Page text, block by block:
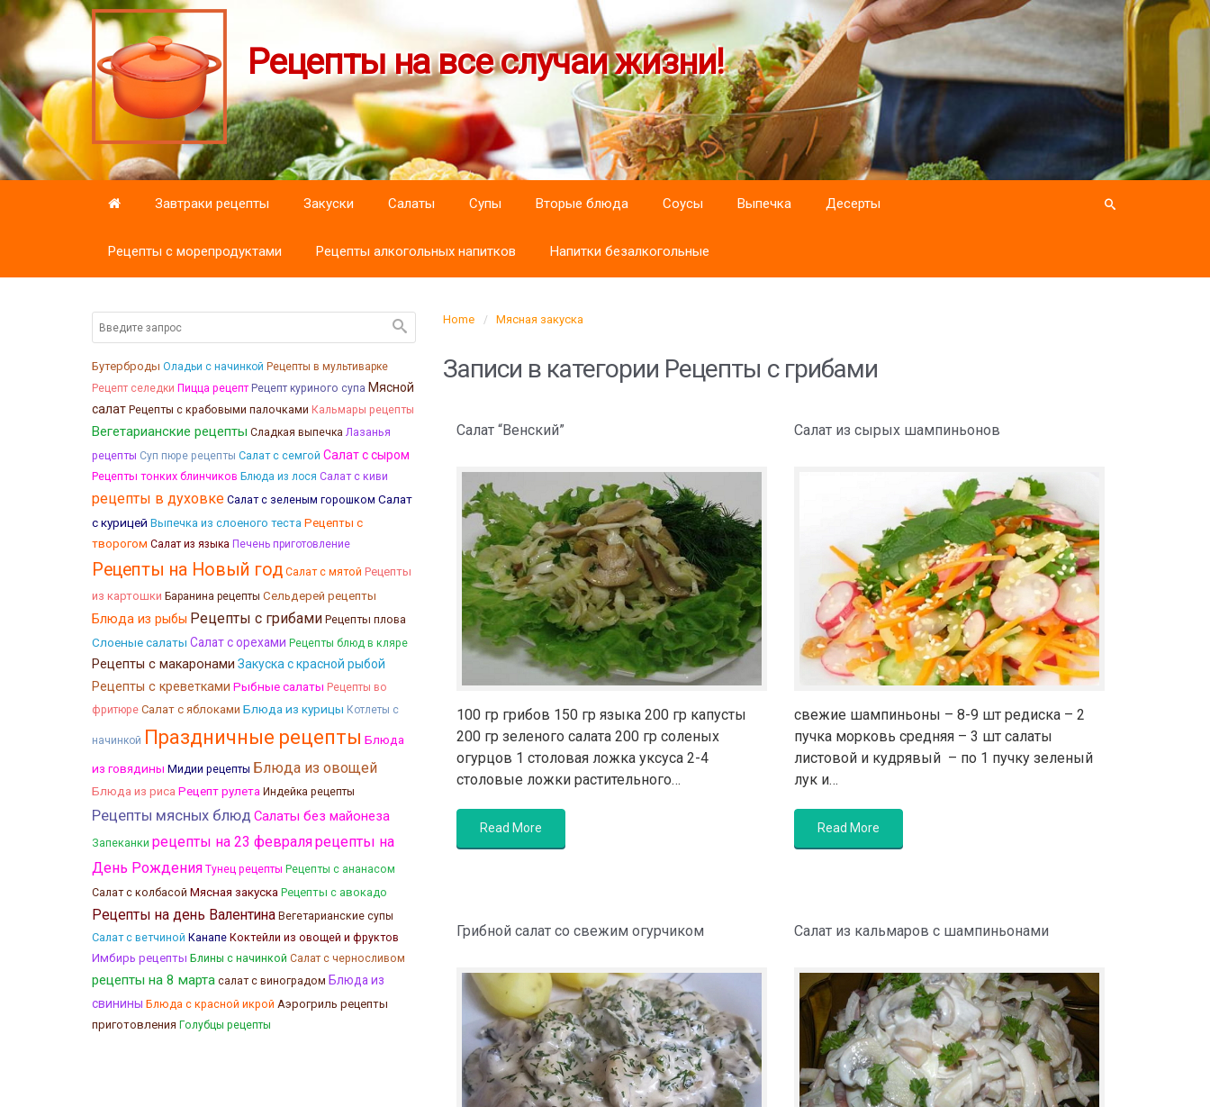
Рецепты на все случаи жизни!
Завтраки рецепты Закуски Салаты Супы Вторые блюда Соусы Выпечка Десерты
Рецепты с морепродуктами Рецепты алкогольных напитков Напитки безалкогольные
Home Мясная закуска
Записи в категории Рецепты с грибами
Салат “Венский”
100 гр грибов 150 гр языка 200 гр капусты
200 гр зеленого салата 200 гр соленых
огурцов 1 столовая ложка уксуса 2-4
столовые ложки растительного…
Read More
Салат из сырых шампиньонов
свежие шампиньоны – 8-9 шт редиска – 2
пучка морковь средняя – 3 шт салаты
листовой и кудрявый – по 1 пучку зеленый
лук и…
Read More
Грибной салат со свежим огурчиком Салат из кальмаров с шампиньонами
Бутерброды Оладьи с начинкой Рецепты в мультиварке
Рецепт селедки Пицца рецепт Рецепт куриного супа Мясной
салат Рецепты с крабовыми палочками Кальмары рецепты
Вегетарианские рецепты Сладкая выпечка Лазанья
рецепты Суп пюре рецепты Салат с семгой Салат с сыром
Рецепты тонких блинчиков Блюда из лося Салат с киви
рецепты в духовке Салат с зеленым горошком Салат
с курицей Выпечка из слоеного теста Рецепты с
творогом Салат из языка Печень приготовление
Рецепты на Новый год Салат с мятой Рецепты
из картошки Баранина рецепты Сельдерей рецепты
Блюда из рыбы Рецепты с грибами Рецепты плова
Слоеные салаты Салат с орехами Рецепты блюд в кляре
Рецепты с макаронами Закуска с красной рыбой
Рецепты с креветками Рыбные салаты Рецепты во
фритюре Салат с яблоками Блюда из курицы Котлеты с
начинкой Праздничные рецепты Блюда
из говядины Мидии рецепты Блюда из овощей
Блюда из риса Рецепт рулета Индейка рецепты
Рецепты мясных блюд Салаты без майонеза
Запеканки рецепты на 23 февралярецепты на
День Рождения Тунец рецепты Рецепты с ананасом
Салат с колбасой Мясная закуска Рецепты с авокадо
Рецепты на день Валентина Вегетарианские супы
Салат с ветчиной Канапе Коктейли из овощей и фруктов
Имбирь рецепты Блины с начинкой Салат с черносливом
рецепты на 8 марта салат с виноградом Блюда из
свинины Блюда с красной икрой Аэрогриль рецепты
приготовления Голубцы рецепты